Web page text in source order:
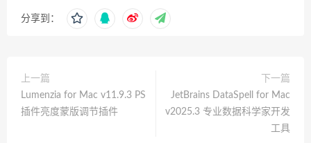
分享到：
上一篇
Lumenzia for Mac v11.9.3 PS
插件亮度蒙版调节插件
下一篇
JetBrains DataSpell for Mac
v2025.3 专业数据科学家开发
工具